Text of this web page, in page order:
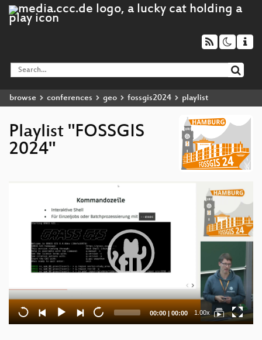
browse conferences geo fossgis2024 playlist
Playlist "FOSSGIS
2024"
Current
00:00 | Total
00:00 1.00x